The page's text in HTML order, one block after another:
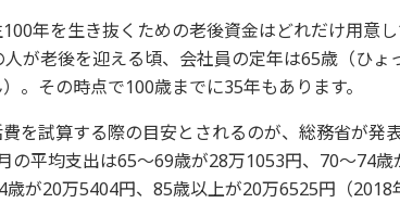
年を生き抜くための老後資金はどれだけ用意
人が老後を迎える頃、会社員の定年は65歳（ひ
。その時点で100歳までに35年もあります。
を試算する際の目安とされるのが、総務省が発
の平均支出は65～69歳が28万1053円、70～74
歳が20万5404円、85歳以上が20万6525円（